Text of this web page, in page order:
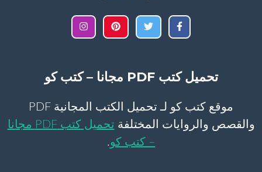
تحميل كتب PDF مجانا – كتب كو
موقع كتب كو لـ تحميل الكتب المجانية PDF
والقصص والروايات المختلفة
تحميل كتب PDF مجانا
– كتب كو.